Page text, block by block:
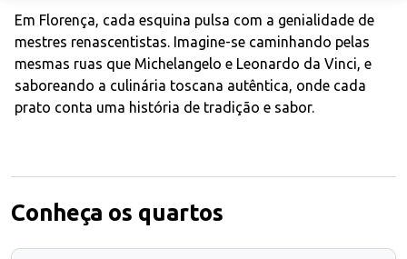
Em Florença, cada esquina pulsa com a genialidade de
mestres renascentistas. Imagine-se caminhando pelas
mesmas ruas que Michelangelo e Leonardo da Vinci, e
saboreando a culinária toscana autêntica, onde cada
prato conta uma história de tradição e sabor.
Conheça os quartos